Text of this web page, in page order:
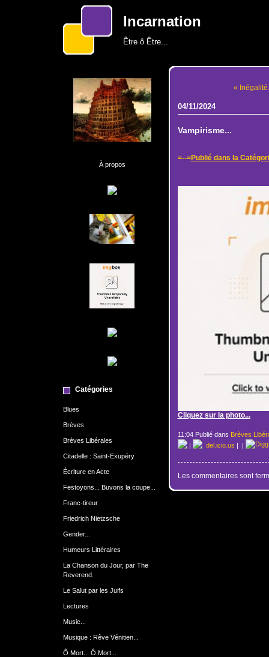
Incarnation
Être ô Être...
À propos
Catégories
Blues
Brèves
Brèves Libérales
Citadelle : Saint-Exupéry
Écriture en Acte
Festoyons... Buvons la coupe...
Franc-tireur
Friedrich Nietzsche
Gender...
Humeurs Littéraires
La Chanson du Jour, par The
Reverend.
Le Salut par les Juifs
Lectures
Music...
Musique : Rêve Vénitien...
Ô Mort... Ô Mort...
«
04/11/2024
Vampirisme...
=--=Publié dans la
Cliquez sur la photo...
11:04 Publié dans Brèves
|
del.icio.us | |
Les commentaires sont